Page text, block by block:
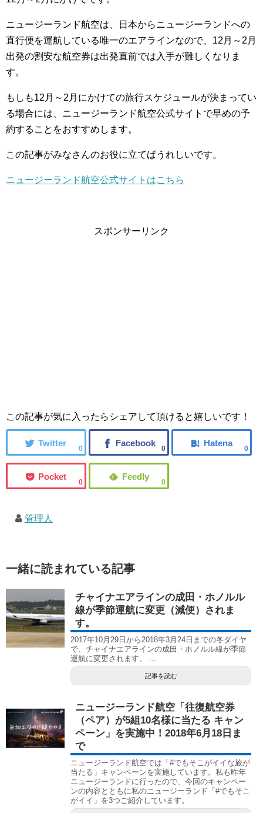
ニュージーランド航空は、日本からニュージーランドへの
直行便を運航している唯一のエアラインなので、12月～2月
出発の割安な航空券は出発直前では入手が難しくなりま
す。
もしも12月～2月にかけての旅行スケジュールが決まってい
る場合には、ニュージーランド航空公式サイトで早めの予
約することをおすすめします。
この記事がみなさんのお役に立てばうれしいです。
ニュージーランド航空公式サイトはこちら
スポンサーリンク
この記事が気に入ったらシェアして頂けると嬉しいです！
0 0 0
0 0
管理人
一緒に読まれている記事
チャイナエアラインの成田・ホノルル
線が季節運航に変更（減便）されま
す。
2017年10月29日から2018年3月24日までの冬ダイヤ
で、チャイナエアラインの成田・ホノルル線が季節
運航に変更されます。 ...
記事を読む
ニュージーランド航空「往復航空券
（ペア）が5組10名様に当たる キャン
ペーン」を実施中！2018年6月18日ま
で
ニュージーランド航空では「#でもそこがイイな旅が
当たる」キャンペーンを実施しています。私も昨年
ニュージーランドに行ったので、今回のキャンペー
ンの内容とともに私のニュージーランド「#でもそこ
がイイ」を3つご紹介しています。